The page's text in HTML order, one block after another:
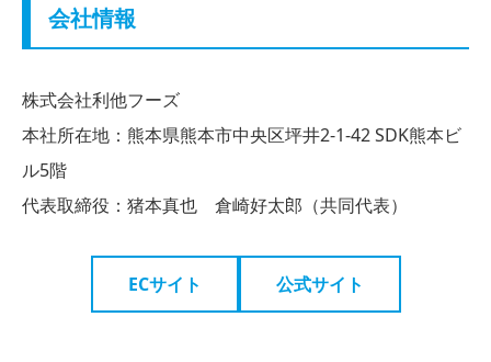
会社情報
株式会社利他フーズ
本社所在地：熊本県熊本市中央区坪井2-1-42 SDK熊本ビ
ル5階
代表取締役：猪本真也 倉崎好太郎（共同代表）
ECサイト 公式サイト